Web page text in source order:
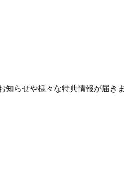
らせや様々な特典情報が届きま